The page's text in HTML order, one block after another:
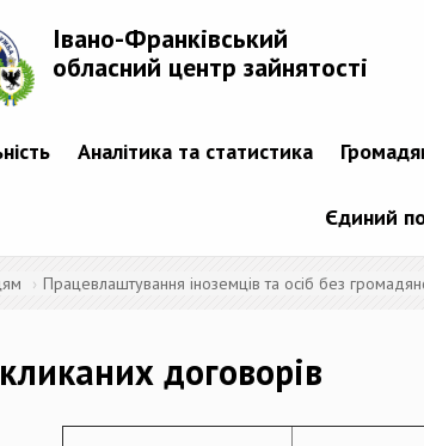
Івано-Франківський
обласний центр зайнятості
Аналітика та статистика
Єдиний
Працевлаштування іноземців та осіб без
договорів